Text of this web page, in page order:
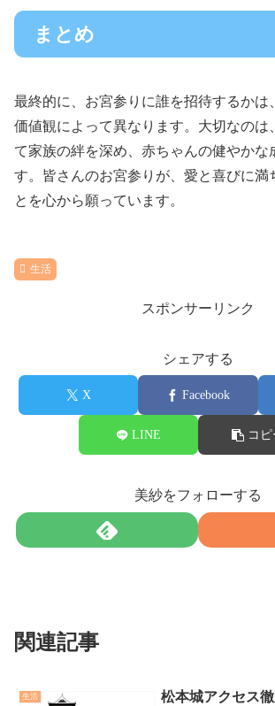
まとめ
最終的に、お宮参りに誰を招待するかは
価値観によって異なります。大切なのは
て家族の絆を深め、赤ちゃんの健やかな
す。皆さんのお宮参りが、愛と喜びに満
とを心から願っています。
生活
スポンサーリンク
シェアする
X Facebook
LINE コピ
美紗をフォローする
関連記事
生活
松本城アクセス